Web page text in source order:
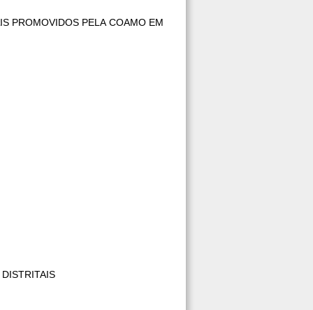
PROMOVIDOS PELA COAMO EM